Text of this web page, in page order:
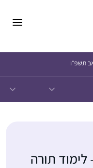
תשפ״ו
תורה